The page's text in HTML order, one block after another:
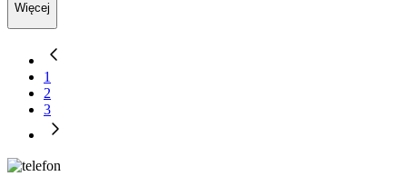
Więcej
1
2
3